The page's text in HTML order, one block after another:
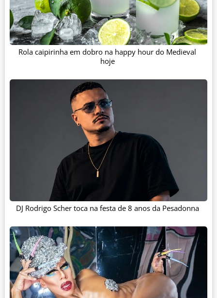
Rola caipirinha em dobro na happy hour do Medieval
hoje
DJ Rodrigo Scher toca na festa de 8 anos da Pesadonna